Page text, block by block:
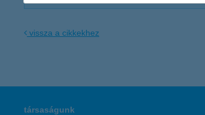
vissza a cikkekhez
társaságunk